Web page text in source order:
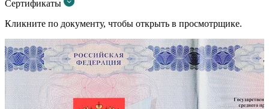
Сертификаты
Кликните по документу, чтобы открыть в просмотрщике.